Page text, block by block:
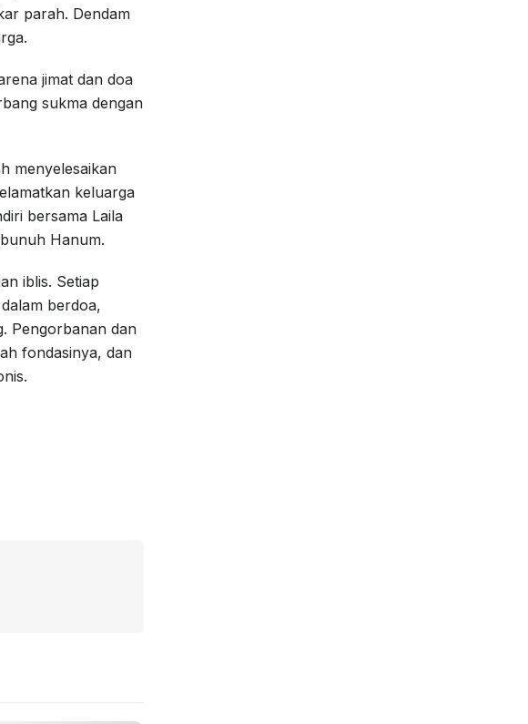
parah. Dendam
jimat dan doa
sukma dengan
menyelesaikan
keluarga
bersama Laila
Hanum.
iblis. Setiap
berdoa,
Pengorbanan dan
fondasinya, dan